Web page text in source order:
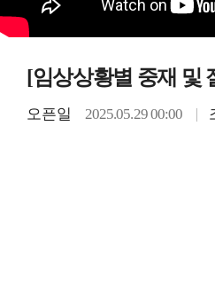
[임상상황별 중재 및
오픈일 2025.05.29 00:00